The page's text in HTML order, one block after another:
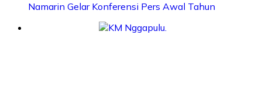
Namarin Gelar Konferensi Pers Awal Tahun